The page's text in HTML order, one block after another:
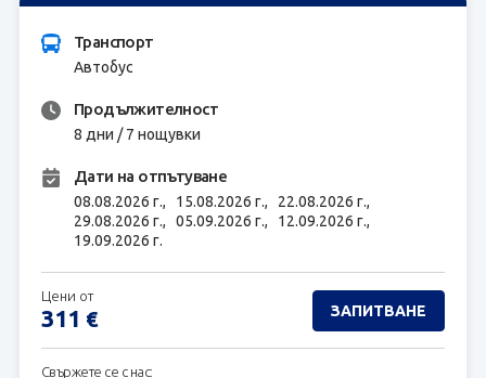
Транспорт
Автобус
Продължителност
8 дни / 7 нощувки
Дати на отпътуване
08.08.2026 г., 15.08.2026 г., 22.08.2026 г.,
29.08.2026 г., 05.09.2026 г., 12.09.2026 г.,
19.09.2026 г.
Свържете се с нас:
Цени от
311 € ЗАПИТВАНЕ